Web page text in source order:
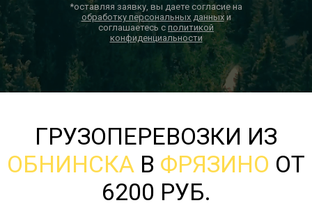
*оставляя заявку, вы даете согласие на
обработку персональных данныхи
соглашаетесь с политикой
конфиденциальности
ГРУЗОПЕРЕВОЗКИ ИЗ
ОБНИНСКА В ФРЯЗИНО ОТ
6200 РУБ.